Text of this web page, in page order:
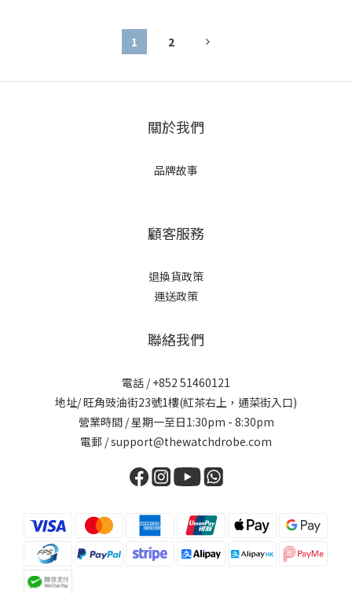
1 2
關於我們
品牌故事
顧客服務
退換貨政策
運送政策
聯絡我們
電話 / +852 51460121
地址/ 旺角豉油街23號1樓(紅茶右上，通菜街入口)
營業時間 / 星期一至日1:30pm - 8:30pm
電郵 / support@thewatchdrobe.com